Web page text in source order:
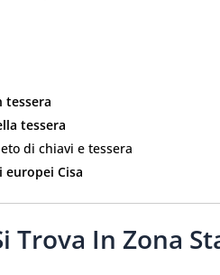
tessera
tessera
di chiavi e tessera
europei Cisa
Trova In Zona